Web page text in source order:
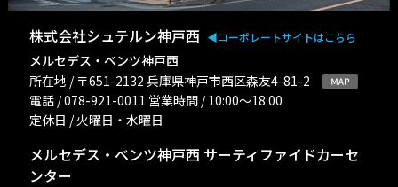
株式会社シュテルン神戸西 ◀︎コーポレートサイトはこちら
メルセデス・ベンツ神戸西
所在地 / 〒651-2132 兵庫県神戸市西区森友4-81-2
電話 / 078-921-0011 営業時間 / 10:00〜18:00
定休日 / 火曜日・水曜日
メルセデス・ベンツ神戸西 サーティファイドカーセ
ンター